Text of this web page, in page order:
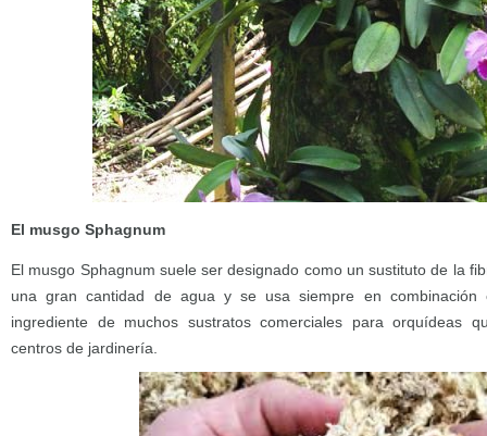
El musgo Sphagnum
El musgo Sphagnum suele ser designado como un sustituto de la
una gran cantidad de agua y se usa siempre en
ingrediente de muchos sustratos comerciales para orquídeas
centros de jardinería.